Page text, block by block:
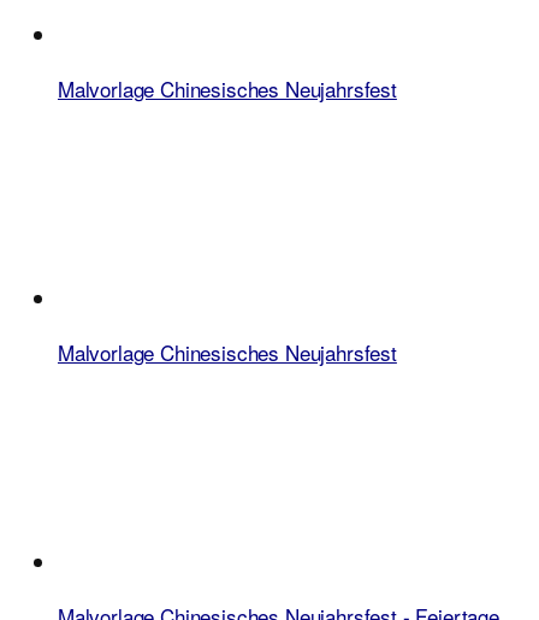
Malvorlage Chinesisches Neujahrsfest
Malvorlage Chinesisches Neujahrsfest